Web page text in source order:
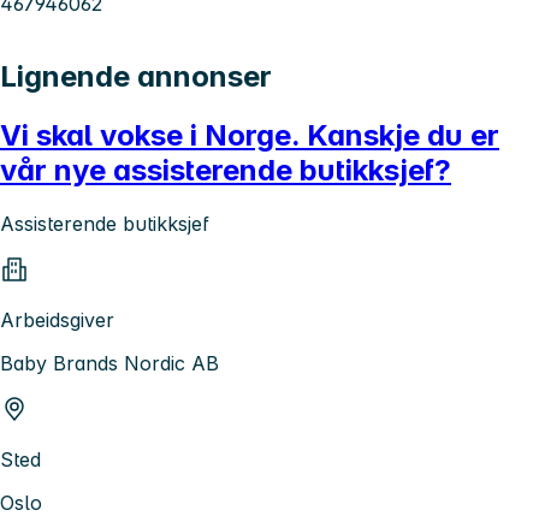
Lignende annonser
Vi skal vokse i Norge. Kanskje du er
vår nye assisterende butikksjef?
Assisterende butikksjef
Arbeidsgiver
Baby Brands Nordic AB
Sted
Oslo